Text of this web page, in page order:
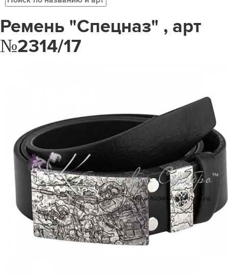
Ремень "Спецназ" , арт
№2314/17